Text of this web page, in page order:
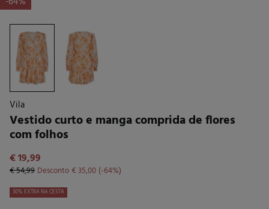
Vila
Vestido curto e manga comprida de flores
com folhos
€ 19,99
€ 54,99 Desconto€ 35,00 64
30% EXTRA NA CESTA